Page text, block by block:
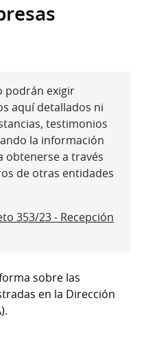
podrán exigir
aquí detallados ni
testimonios
la información
obtenerse a través
de otras entidades
353/23 - Recepción
sobre las
en la Dirección